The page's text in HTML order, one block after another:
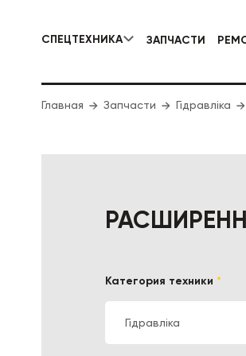
СПЕЦТЕХНИКА
КОММУНАЛЬНАЯ СПЕЦТЕХНИКА
ЗАПЧАСТИ
Главная Запчасти Гідравліка
Категория техники *
Гідравліка